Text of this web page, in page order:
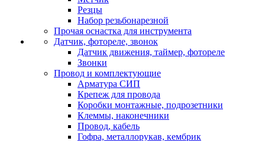
Резцы
Набор резьбонарезной
Прочая оснастка для инструмента
Датчик, фотореле, звонок
Датчик движения, таймер, фотореле
Звонки
Провод и комплектующие
Арматура СИП
Крепеж для провода
Коробки монтажные, подрозетники
Клеммы, наконечники
Провод, кабель
Гофра, металлорукав, кембрик